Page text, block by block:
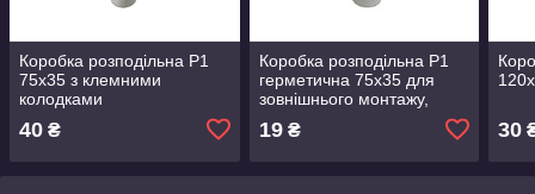
Коробка розподільна Р1
75х35 з клемними
колодками
40 ₴
Коробка розподільна Р1
герметична 75х35 для
зовнішнього монтажу,
19₴ 30